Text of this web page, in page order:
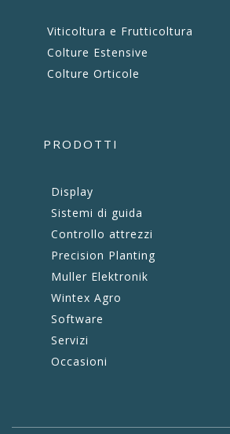
Viticoltura e Frutticoltura
Colture Estensive
Colture Orticole
PRODOTTI
Display
Sistemi di guida
Controllo attrezzi
Precision Planting
Muller Elektronik
Wintex Agro
Software
Servizi
Occasioni